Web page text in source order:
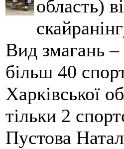
область)
Вид змагань
більш 40
Харківської
тільки 2
Пустова